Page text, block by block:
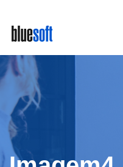
main
content